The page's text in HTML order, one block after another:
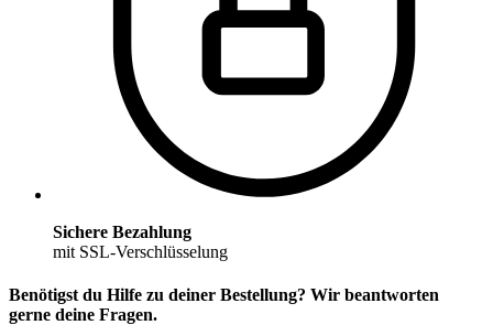
Sichere Bezahlung
mit SSL-Verschlüsselung
Benötigst du Hilfe zu deiner Bestellung? Wir beantworten
gerne deine Fragen.